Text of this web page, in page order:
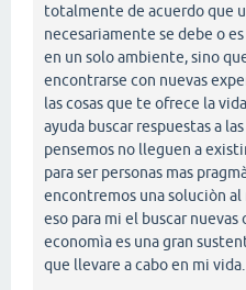
totalmente de acuerdo que
necesariamente se debe o
en un solo ambiente, sino
encontrarse con nuevas
las cosas que te ofrece la
ayuda buscar respuestas a
pensemos no lleguen a
para ser personas mas
encontremos una soluciòn
eso para mi el buscar
economìa es una gran
que llevare a cabo en mi vida.